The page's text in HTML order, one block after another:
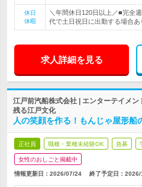
休日
休暇
＼年間休日120日以上／■完全
代で土日祝日に出勤する場合あ
求人詳細を見る
江戸前汽船株式会社 | エンターテイメ
残る江戸文化
人の笑顔を作る！もんじゃ屋形
正社員 職種・業種未経験OK 急募
女性のおしごと掲載中
情報更新日：2026/07/24 終了予定日： 2026/